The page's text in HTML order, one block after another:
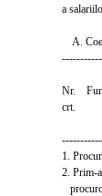
a
A.
Nr.
crt.
-
1.
2. Prim-